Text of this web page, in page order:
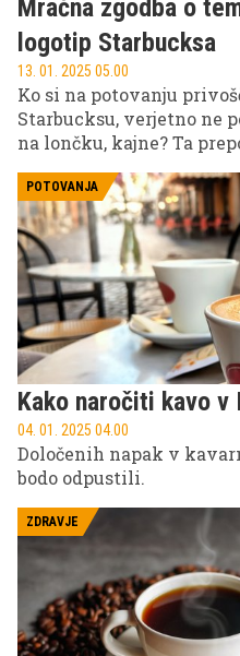
Mračna zgodba o
logotip Starbucksa
13. 01. 2025 05.00
Ko si na potovanju
Starbucksu, verjetno ne
na lončku, kajne? Ta
pa skriva precej bolj
pričakovali.
POTOVANJA
Kako naročiti kavo
04. 01. 2025 04.00
Določenih napak v
bodo odpustili.
ZDRAVJE